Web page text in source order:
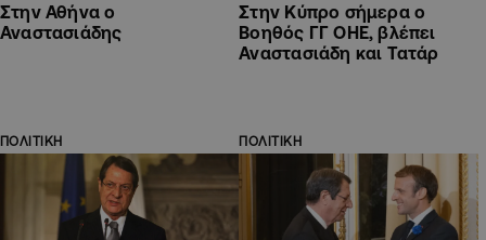
Στην Αθήνα ο
Αναστασιάδης
Στην Κύπρο σήμερα ο
Βοηθός ΓΓ ΟΗΕ, βλέπει
Αναστασιάδη και Τατάρ
ΠΟΛΙΤΙΚΗ ΠΟΛΙΤΙΚΗ